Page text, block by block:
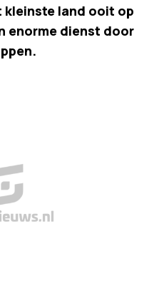
land ooit op
enorme dienst door